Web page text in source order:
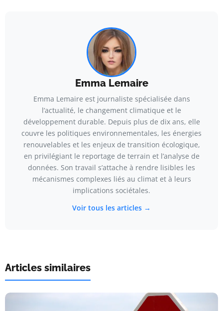
Emma Lemaire
Emma Lemaire est journaliste spécialisée dans
l’actualité, le changement climatique et le
développement durable. Depuis plus de dix ans, elle
couvre les politiques environnementales, les énergies
renouvelables et les enjeux de transition écologique,
en privilégiant le reportage de terrain et l’analyse de
données. Son travail s’attache à rendre lisibles les
mécanismes complexes liés au climat et à leurs
implications sociétales.
Voir tous les articles →
Articles similaires